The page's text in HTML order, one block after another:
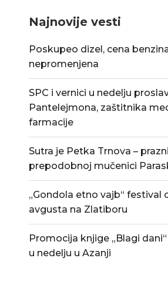
Divanhana u subotu na Trgu kod
fontane
06/08/2026
Najnovije vesti
Poskupeo dizel, cena
nepromenjena
SPC i vernici u nedelju
Pantelejmona, zaštitnika
farmacije
Sutra je Petka Trnova –
prepodobnoj mučenici
„Gondola etno vajb“ festival
avgusta na Zlatiboru
Promocija knjige „Blagi
u nedelju u Azanji